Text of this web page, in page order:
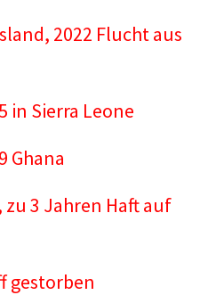
2022 Flucht aus
in Sierra Leone
Ghana
zu 3 Jahren Haft auf
gestorben